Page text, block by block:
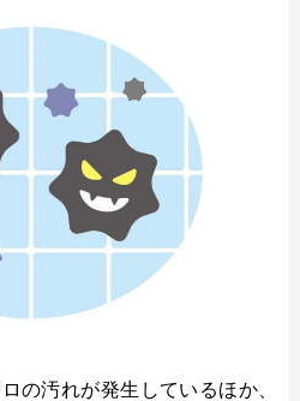
の汚れが発生しているほか、